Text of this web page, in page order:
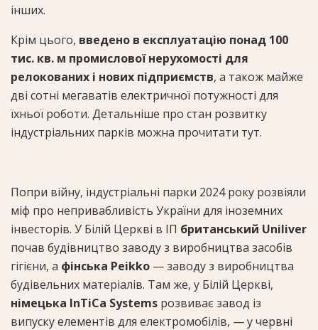
інших.
Крім цього, введено в експлуатацію понад 100
тис. кв. м промислової нерухомості для
релокованих і нових підприємств, а також майже
дві сотні мегаватів електричної потужності для
їхньої роботи. Детальніше про стан розвитку
індустріальних парків можна прочитати тут.
Попри війну, індустріальні парки 2024 року розвіяли
міф про непривабливість України для іноземних
інвесторів. У Білій Церкві в ІП британський Uniliver
почав будівництво заводу з виробництва засобів
гігієни, а фінська Peikko — заводу з виробництва
будівельних матеріалів. Там же, у Білій Церкві,
німецька InTiCa Systems розвиває завод із
випуску елементів для електромобілів, — у червні